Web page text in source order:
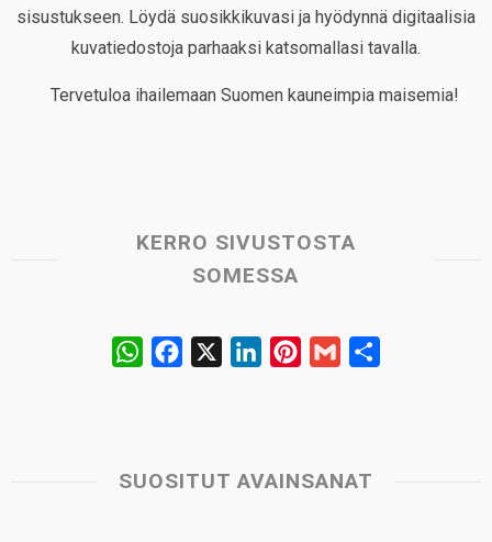
sisustukseen. Löydä suosikkikuvasi ja hyödynnä digitaalisia
kuvatiedostoja parhaaksi katsomallasi tavalla.
Tervetuloa ihailemaan Suomen kauneimpia maisemia!
KERRO SIVUSTOSTA
SOMESSA
W
s
b
e
e
l
SUOSITUT AVAINSANAT